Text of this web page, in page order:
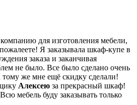
для изготовления мебели,
Я заказывала шкаф-купе в
заказа и заканчивая
не было. Все было сделано очень
же мне ещё скидку сделали!
Алексею за прекрасный шкаф!
мебель буду заказывать только